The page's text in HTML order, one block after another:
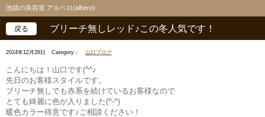
池袋の美容室 アルベロ(albero)
ブリーチ無しレッド♪この冬人気です！
戻る
2024年12月28日 Category： 山口ブログ
こんにちは！山口です(^^♪
先日のお客様スタイルです。
ブリーチ無しでも赤系を続けているお客様なので
とても綺麗に色が入りました(^-^)
暖色カラー得意です♪ご相談ください！